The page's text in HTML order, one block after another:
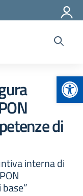
di
interna di